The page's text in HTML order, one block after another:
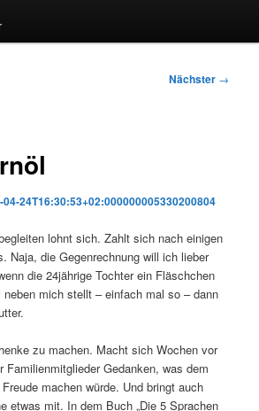
Nächster →
04-24T16:30:53+02:000000005330200804
lohnt sich. Zahlt sich nach einigen
Naja, die Gegenrechnung will ich lieber
die 24jährige Tochter ein Fläschchen
mich stellt – einfach mal so – dann
zu machen. Macht sich Wochen vor
Familienmitglieder Gedanken, was dem
machen würde. Und bringt auch
etwas mit. In dem Buch „Die 5 Sprachen